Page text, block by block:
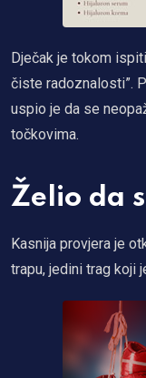
Dječak je tokom
čiste radoznalosti”.
uspio je da se
točkovima.
Želio da
Kasnija provjera je
trapu, jedini trag koji